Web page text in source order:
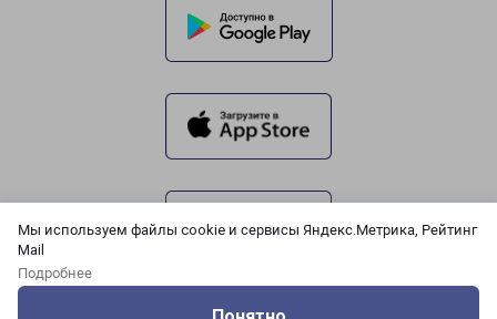
Мы используем файлы cookie и сервисы Яндекс.Метрика, Рейтинг
Mail
Подробнее